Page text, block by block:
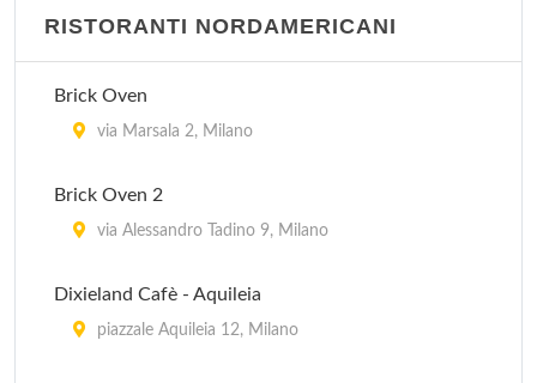
RISTORANTI NORDAMERICANI
Brick Oven
via Marsala 2, Milano
Brick Oven 2
via Alessandro Tadino 9, Milano
Dixieland Cafè - Aquileia
piazzale Aquileia 12, Milano